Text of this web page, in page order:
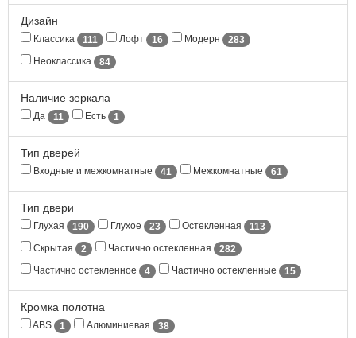
Дизайн
Классика 111 Лофт 16 Модерн
283
Неоклассика
84
Наличие зеркала
Да 11 Есть 1
Тип дверей
Входные и межкомнатные 41 Межкомнатные 61
Тип двери
Глухая 190 Глухое 23 Остекленная
113
Скрытая
2 Частично остекленная
282
Частично остекленное
4 Частично остекленные 15
Кромка полотна
ABS 1 Алюминиевая 38